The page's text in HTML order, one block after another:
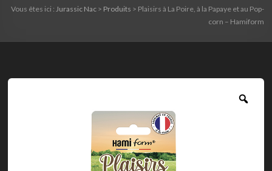
Vous êtes ici : Jurassic Nac> Produits > Plaisirs à La Poire, à la Papaye et au Pop-
corn – Hamiform